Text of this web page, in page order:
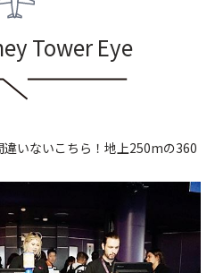
Tower Eye
いないこちら！地上250mの360